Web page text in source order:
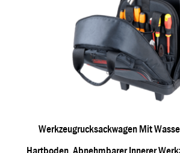
Werkzeugrucksackwagen Mit